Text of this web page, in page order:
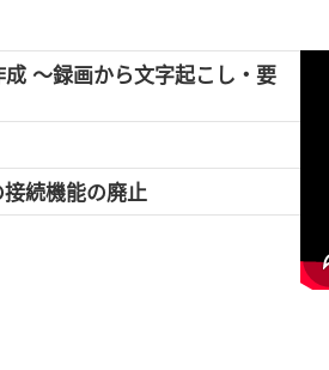
成 ～録画から文字起こし・要
続機能の廃止